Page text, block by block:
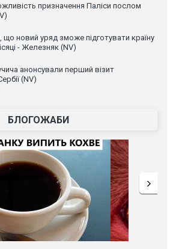
призначення Паліси послом
що новий уряд зможе підготувати країну
- Железняк (NV)
анонсували перший візит
(NV)
БЛОГОЖАБИ